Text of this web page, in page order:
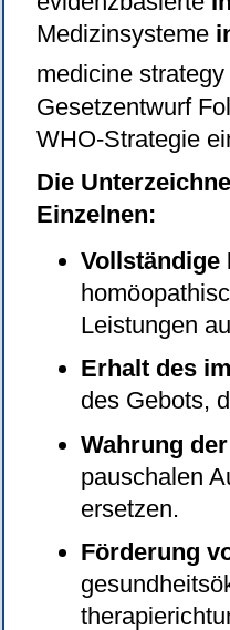
Medizinsysteme
medicine
Gesetzentwurf
WHO-Strategie
Die
Einzelnen:
Vollständige
Leistungen
Erhalt des
des Gebots,
Wahrung
pauschalen
ersetzen.
Förderung